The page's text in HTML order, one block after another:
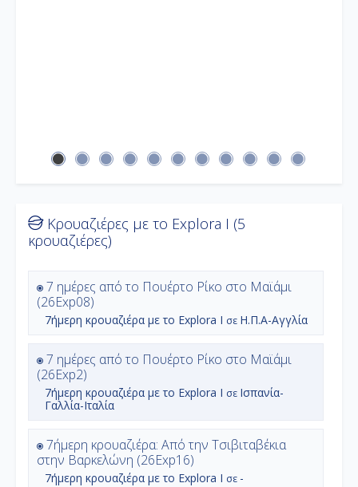
Κρουαζιέρες με το Explora I (5
κρουαζιέρες)
7 ημέρες από το Πουέρτο Ρίκο στο Μαϊάμι
(26Exp08)
7ήμερη κρουαζιέρα με το Explora I σε Η.Π.Α-Αγγλία
7 ημέρες από το Πουέρτο Ρίκο στο Μαϊάμι
(26Exp2)
7ήμερη κρουαζιέρα με το Explora I σε Ισπανία-
Γαλλία-Ιταλία
7ήμερη κρουαζιέρα: Από την Τσιβιταβέκια
στην Βαρκελώνη (26Exp16)
7ήμερη κρουαζιέρα με το Explora I σε -